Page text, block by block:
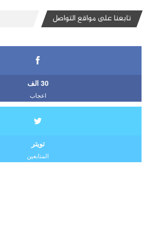
تابعنا على مواقع التواصل
30 الف
اعجاب
تويتر
المتابعين